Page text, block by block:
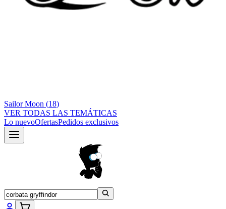
Sailor Moon (18)
VER TODAS LAS TEMÁTICAS
Lo nuevoOfertasPedidos exclusivos